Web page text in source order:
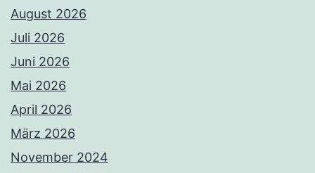
August 2026
Juli 2026
Juni 2026
Mai 2026
April 2026
März 2026
November 2024